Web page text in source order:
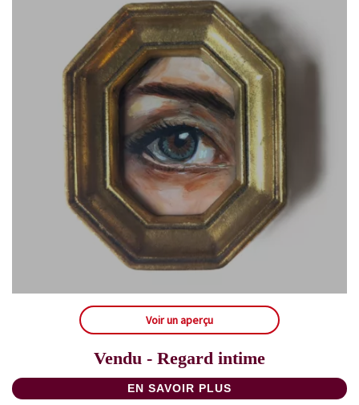
Voir un aperçu
Vendu - Regard intime
EN SAVOIR PLUS